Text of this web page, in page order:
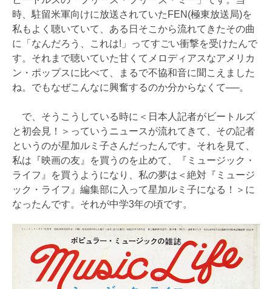
時、駐留米軍向けに放送されていたFEN(極東放送局)を
私もよく聴いていて、ある日そこから流れてきたその曲
に「なんだろう、これは!」ってすごい衝撃を受けたんで
す。それまで聴いていた甘くてメロディアスなアメリカ
ン・ポップスに比べて、まるで不協和音に聞こえました
ね。でもなぜこんなに興奮するのか分からなくて──。
で、そうこうしている時に＜日本人記者がビートルズ
と初会見！＞っていうニュースが流れてきて、その記者
というのが星加ルミ子さんだったんです。それを見て、
私は『映画の友』を買うのを止めて、『ミュージック・
ライフ』を買うようになり、私の夢は＜絶対『ミュージ
ック・ライフ』編集部に入って星加ルミ子になる！＞に
なったんです。それが中学3年の頃です。